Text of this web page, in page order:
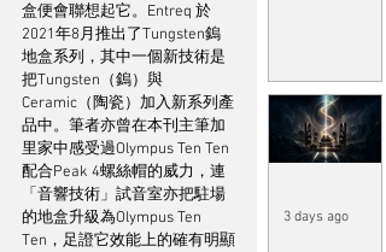
盒便會聯想起它。Entreq 於
2021年8月推出了Tungsten鎢
地盒系列，其中一個新技術是
把Tungsten（鎢）與
Ceramic（陶瓷）加入新系列產
品中。筆者亦曾在本刊主筆加
里家中感受過Olympus Ten Ten
配合Peak 4螺絲帽的威力，連
「音響技術」試音室亦把駐場
的地盒升級為Olympus Ten
Ten，足證它效能上的確有明顯
3 days ago